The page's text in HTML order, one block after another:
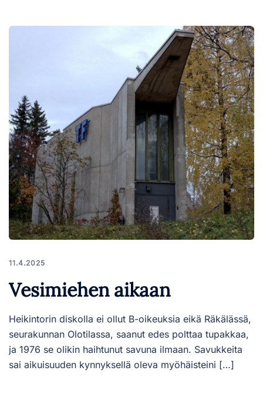
11.4.2025
Vesimiehen aikaan
Heikintorin diskolla ei ollut B-oikeuksia eikä Räkälässä,
seurakunnan Olotilassa, saanut edes polttaa tupakkaa,
ja 1976 se olikin haihtunut savuna ilmaan. Savukkeita
sai aikuisuuden kynnyksellä oleva myöhäisteini […]